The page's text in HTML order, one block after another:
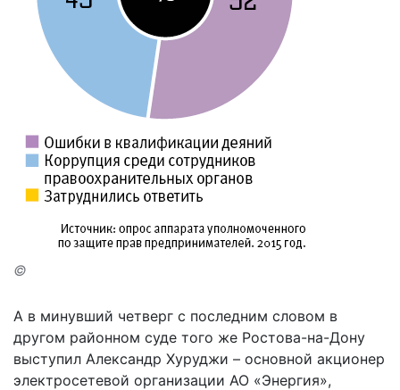
©
А в минувший четверг с последним словом в
другом районном суде того же Ростова-на-Дону
выступил Александр Хуруджи – основной акционер
электросетевой организации АО «Энергия»,